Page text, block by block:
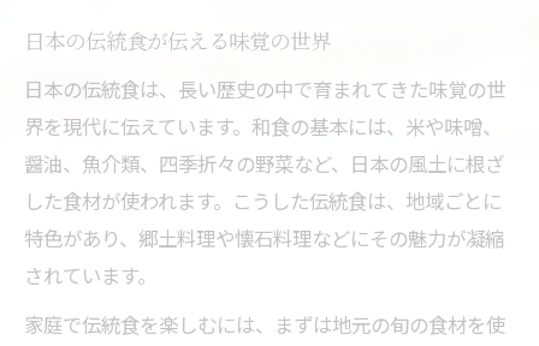
日本の伝統食が伝える味覚の世界
日本の伝統食は、長い歴史の中で育まれてきた味覚の世
界を現代に伝えています。和食の基本には、米や味噌、
醤油、魚介類、四季折々の野菜など、日本の風土に根ざ
した食材が使われます。こうした伝統食は、地域ごとに
特色があり、郷土料理や懐石料理などにその魅力が凝縮
されています。
家庭で伝統食を楽しむには、まずは地元の旬の食材を使